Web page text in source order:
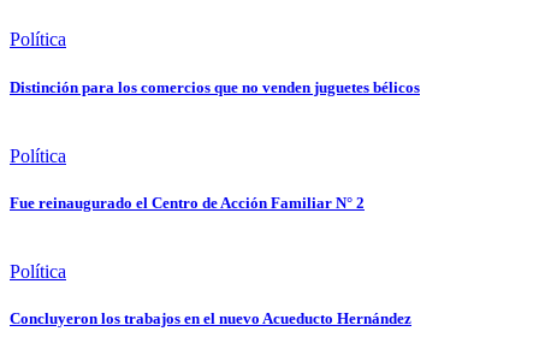
Política
Distinción para los comercios que no venden juguetes bélicos
Política
Fue reinaugurado el Centro de Acción Familiar N° 2
Política
Concluyeron los trabajos en el nuevo Acueducto Hernández